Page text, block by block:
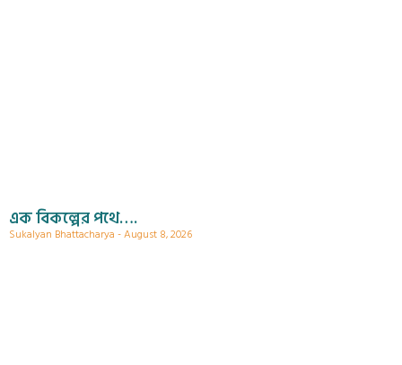
এক বিকল্পের পথে….
Sukalyan Bhattacharya August 8, 2026